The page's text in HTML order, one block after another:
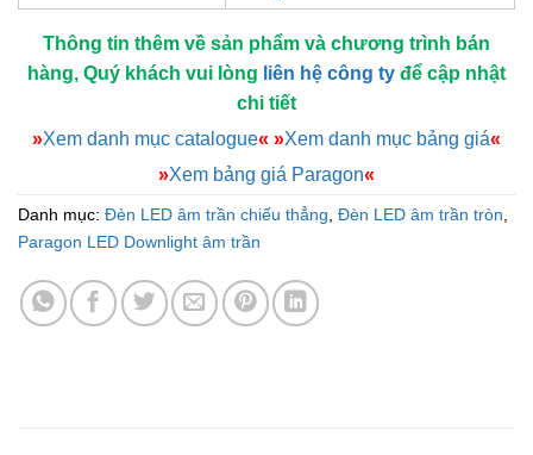
Thông tin thêm về sản phẩm và chương trình bán
hàng, Quý khách vui lòng liên hệ công ty để cập nhật
chi tiết
»Xem danh mục catalogue« »Xem danh mục bảng giá«
»Xem bảng giá Paragon«
Danh mục: Đèn LED âm trần chiếu thẳng, Đèn LED âm trần tròn,
Paragon LED Downlight âm trần